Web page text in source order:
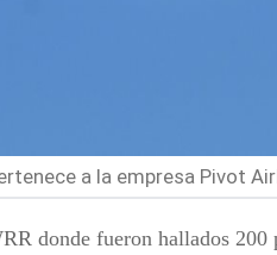
a la empresa Pivot
donde fueron hallados 200